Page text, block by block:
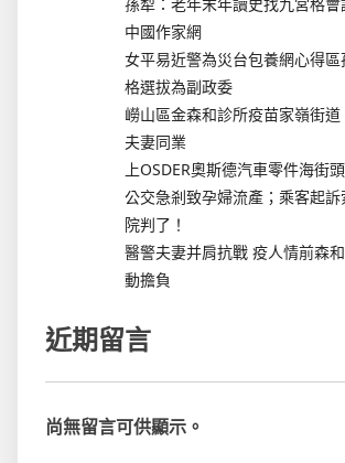
中國作家網
女平易近警為災台包養網心得
格選拔為副政委
嶗山區金森和診所疫苗家嶺街道
夫妻同業
上OSDER奧斯德汽車零件海街
公交急剎致孕婦流產；乘客起
院判了！
醫警夫妻并肩抗戰 疫人情前森
動擔負
近期留言
尚無留言可供顯示。